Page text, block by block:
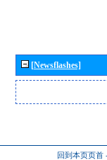
[Newsflashes]
回到本页页首